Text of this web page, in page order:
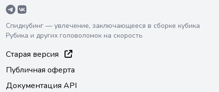
Спидкубинг — увлечение, заключающееся в сборке кубика
Рубика и других головоломок на скорость
Старая версия
Публичная оферта
Документация API